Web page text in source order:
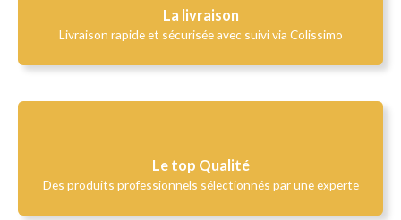
La livraison
Livraison rapide et sécurisée avec suivi via Colissimo
Le top Qualité​
Des produits professionnels sélectionnés par une experte